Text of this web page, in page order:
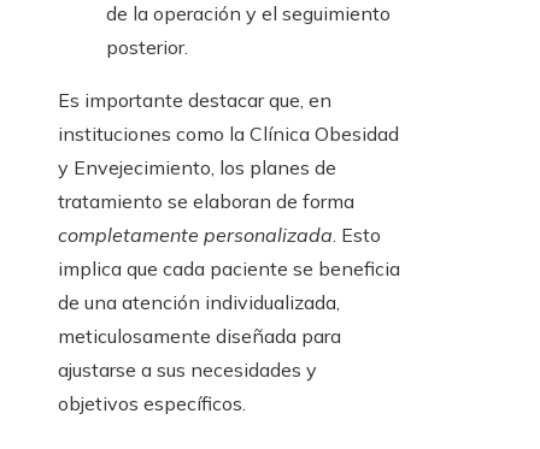
de la operación y el seguimiento
posterior.
Es importante destacar que, en
instituciones como la Clínica Obesidad
y Envejecimiento, los planes de
tratamiento se elaboran de forma
completamente personalizada. Esto
implica que cada paciente se beneficia
de una atención individualizada,
meticulosamente diseñada para
ajustarse a sus necesidades y
objetivos específicos.